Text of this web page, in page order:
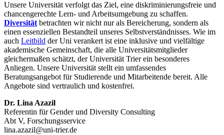
Unsere Universität verfolgt das Ziel, eine diskriminierungsfreie und
chancengerechte Lern- und Arbeitsumgebung zu schaffen.
Diversitätbetrachten wir nicht nur als Bereicherung, sondern als
einen essenziellen Bestandteil unseres Selbstverständnisses. Wie im
auch Leitbild der Uni verankert ist eine inklusive und vielfältige
akademische Gemeinschaft, die alle Universitätsmitglieder
gleichermaßen schätzt, der Universität Trier ein besonderes
Anliegen. Unsere Universität stellt ein umfassendes
Beratungsangebot für Studierende und Mitarbeitende bereit. Alle
Angebote sind vertraulich und kostenfrei.
Dr. Lina Azazil
Referentin für Gender und Diversity Consulting
Abt V, Forschungsservice
lina.azazil@uni-trier.de